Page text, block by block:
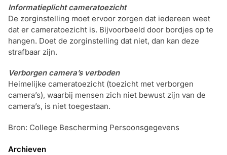
Informatieplicht cameratoezicht
De zorginstelling moet ervoor zorgen dat iedereen weet
dat er cameratoezicht is. Bijvoorbeeld door bordjes op te
hangen. Doet de zorginstelling dat niet, dan kan deze
strafbaar zijn.
Verborgen camera’s verboden
Heimelijke cameratoezicht (toezicht met verborgen
camera’s), waarbij mensen zich niet bewust zijn van de
camera’s, is niet toegestaan.
Bron: College Bescherming Persoonsgegevens
Archieven